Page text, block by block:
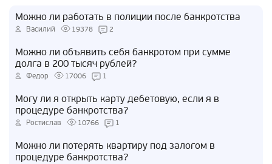
Можно ли работать в полиции после банкротства
Василий 19378 2
Можно ли объявить себя банкротом при сумме
долга в 200 тысяч рублей?
Федор 17006 1
Могу ли я открыть карту дебетовую, если я в
процедуре банкротства?
Ростислав 10766 1
Можно ли потерять квартиру под залогом в
процедуре банкротства?